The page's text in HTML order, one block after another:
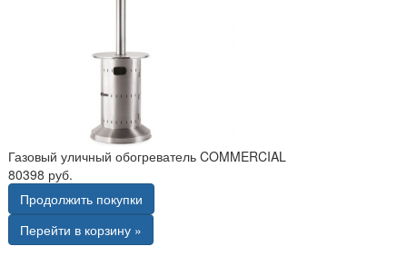
Газовый уличный обогреватель COMMERCIAL
80398 руб.
Продолжить покупки
Перейти в корзину »